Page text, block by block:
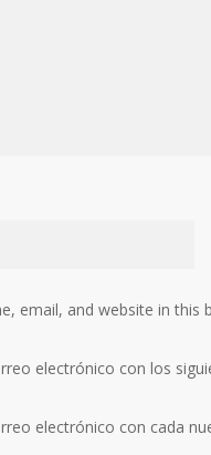
email, and website in
electrónico con los
electrónico con cada